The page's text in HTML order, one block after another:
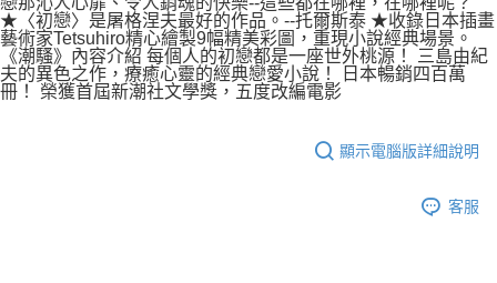
★〈初戀〉是屠格涅夫最好的作品。--托爾斯泰 ★收錄日本插畫
藝術家Tetsuhiro精心繪製9幅精美彩圖，重現小說經典場景。
《潮騷》內容介紹 每個人的初戀都是一座世外桃源！ 三島由紀
夫的異色之作，療癒心靈的經典戀愛小說！ 日本暢銷四百萬
冊！ 榮獲首屆新潮社文學獎，五度改編電影
顯示電腦版詳細說明
客服